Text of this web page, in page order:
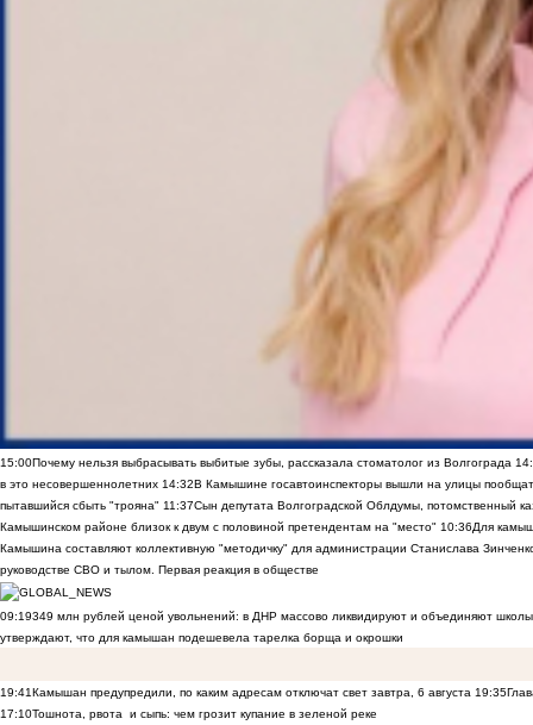
15:00Почему нельзя выбрасывать выбитые зубы, рассказала стоматолог из Волгограда
в это несовершеннолетних 14:32В Камышине госавтоинспекторы вышли на улицы
пытавшийся сбыть "трояна" 11:37Сын депутата Волгоградской Облдумы, потомственный
Камышинском районе близок к двум с половиной претендентам на "место" 10:36Для
Камышина составляют коллективную "методичку" для администрации Станислава
руководстве СВО и тылом. Первая реакция в обществе
09:19349 млн рублей ценой увольнений: в ДНР массово ликвидируют и объединяют
утверждают, что для камышан подешевела тарелка борща и окрошки
19:41Камышан предупредили, по каким адресам отключат свет завтра, 6 августа 19:35
17:10Тошнота, рвота и сыпь: чем грозит купание в зеленой реке